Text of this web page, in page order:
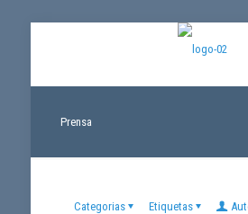
Prensa
Categorias Etiquetas